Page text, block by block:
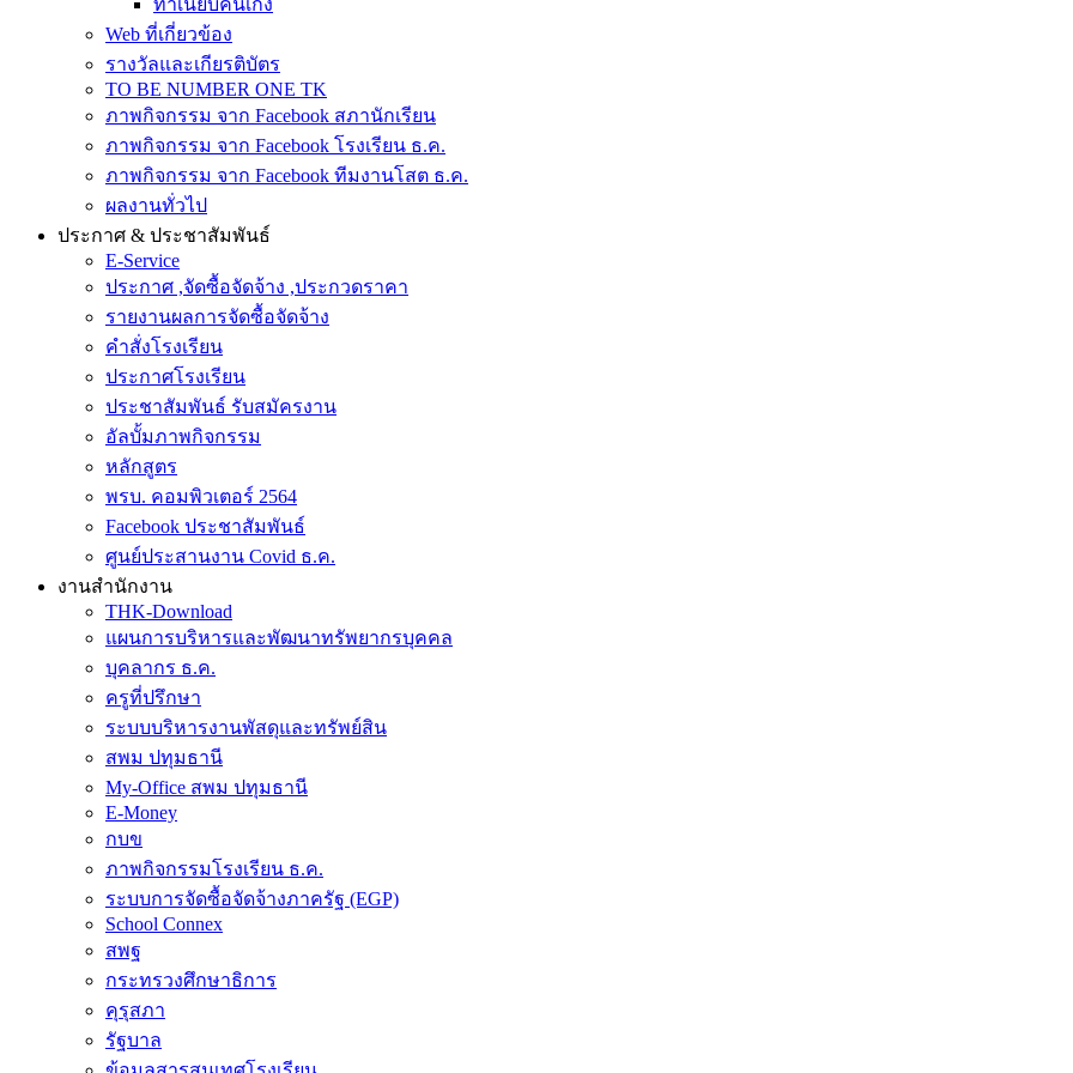
ทำเนียบคนเก่ง
Web ที่เกี่ยวข้อง
รางวัลและเกียรติบัตร
TO BE NUMBER ONE TK
ภาพกิจกรรม จาก Facebook สภานักเรียน
ภาพกิจกรรม จาก Facebook โรงเรียน ธ.ค.
ภาพกิจกรรม จาก Facebook ทีมงานโสต ธ.ค.
ผลงานทั่วไป
ประกาศ & ประชาสัมพันธ์
E-Service
ประกาศ ,จัดซื้อจัดจ้าง ,ประกวดราคา
รายงานผลการจัดซื้อจัดจ้าง
คำสั่งโรงเรียน
ประกาศโรงเรียน
ประชาสัมพันธ์ รับสมัครงาน
อัลบั้มภาพกิจกรรม
หลักสูตร
พรบ. คอมพิวเตอร์ 2564
Facebook ประชาสัมพันธ์
ศูนย์ประสานงาน Covid ธ.ค.
งานสำนักงาน
THK-Download
แผนการบริหารและพัฒนาทรัพยากรบุคคล
บุคลากร ธ.ค.
ครูที่ปรึกษา
ระบบบริหารงานพัสดุและทรัพย์สิน
สพม ปทุมธานี
My-Office สพม ปทุมธานี
E-Money
กบข
ภาพกิจกรรมโรงเรียน ธ.ค.
ระบบการจัดซื้อจัดจ้างภาครัฐ (EGP)
School Connex
สพฐ
กระทรวงศึกษาธิการ
คุรุสภา
รัฐบาล